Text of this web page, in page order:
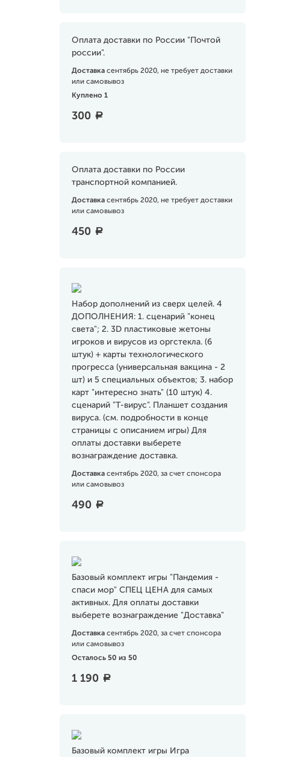
Оплата доставки по России "Почтой
россии".
Доставка сентябрь 2020, не требует доставки
или самовывоз
Куплено 1
300 a
Оплата доставки по России
транспортной компанией.
Доставка сентябрь 2020, не требует доставки
или самовывоз
450 a
Набор дополнений из сверх целей. 4
ДОПОЛНЕНИЯ: 1. сценарий "конец
света"; 2. 3D пластиковые жетоны
игроков и вирусов из оргстекла. (6
штук) + карты технологического
прогресса (универсальная вакцина - 2
шт) и 5 специальных объектов; 3. набор
карт "интересно знать" (10 штук) 4.
сценарий "Т-вирус". Планшет создания
вируса. (см. подробности в конце
страницы с описанием игры) Для
оплаты доставки выберете
вознаграждение доставка.
Доставка сентябрь 2020, за счет спонсора
или самовывоз
490 a
Базовый комплект игры "Пандемия -
спаси мор" СПЕЦ ЦЕНА для самых
активных. Для оплаты доставки
выберете вознаграждение "Доставка"
Доставка сентябрь 2020, за счет спонсора
или самовывоз
Осталось 50 из 50
1 190 a
Базовый комплект игры Игра